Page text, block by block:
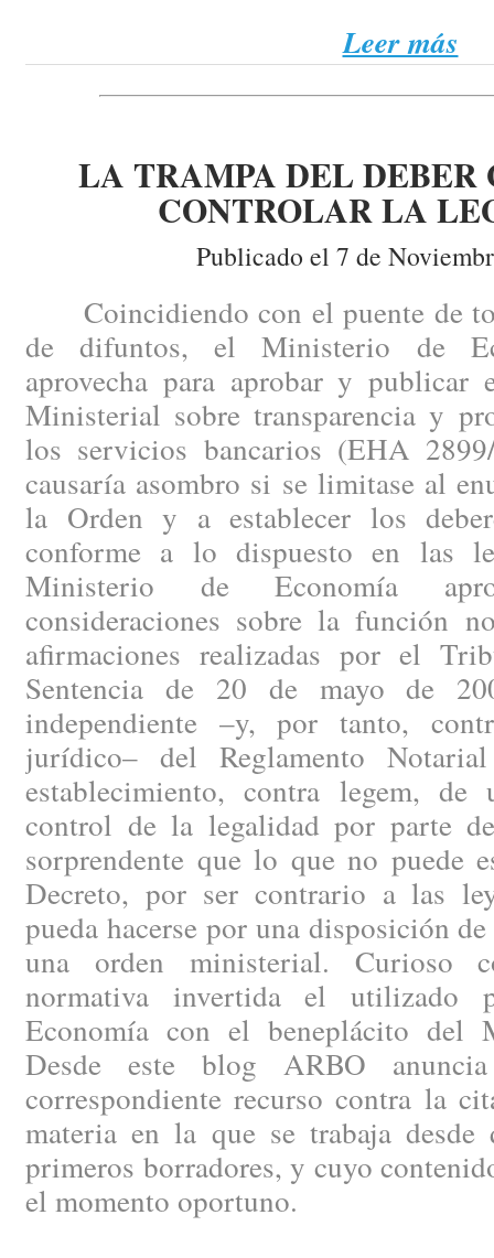
Leer más
LA TRAMPA DEL DEBER
CONTROLAR LA
Publicado el 7 de
Coincidiendo con el puente de
de difuntos, el Ministerio de
aprovecha para aprobar y
Ministerial sobre transparencia y
los servicios bancarios (EHA
causaría asombro si se limitase al
la Orden y a establecer los
conforme a lo dispuesto en las
Ministerio de Economía
consideraciones sobre la función
afirmaciones realizadas por el
Sentencia de 20 de mayo de
independiente –y, por tanto,
jurídico– del Reglamento
establecimiento, contra legem,
control de la legalidad por parte
sorprendente que lo que no puede
Decreto, por ser contrario a las
pueda hacerse por una disposición
una orden ministerial. Curioso
normativa invertida el
Economía con el beneplácito del
Desde este blog ARBO
correspondiente recurso contra la
materia en la que se trabaja
primeros borradores, y cuyo
el momento oportuno.